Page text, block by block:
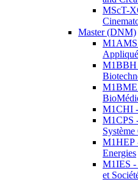
MScT-
Master (DNM)
M1AMS
M1BBH
M1CHI
M1CPS
M1HEP
Energies
M1IES -
et